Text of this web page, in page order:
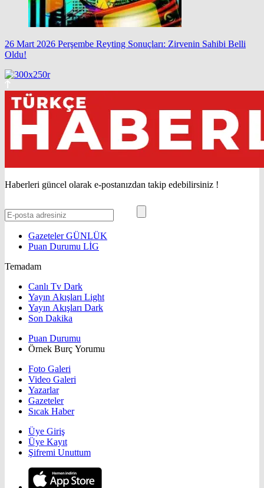
26 Mart 2026 Perşembe Reyting Sonuçları: Zirvenin Sahibi Belli
Oldu!
Haberleri güncel olarak e-postanızdan takip edebilirsiniz !
GazetelerGÜNLÜK
Puan Durumu LİG
Temadam
Canlı Tv Dark
Yayın Akışları Light
Yayın Akışları Dark
Son Dakika
Puan Durumu
Örnek Burç Yorumu
Foto Galeri
Video Galeri
Yazarlar
Gazeteler
Sıcak Haber
Üye Giriş
Üye Kayıt
Şifremi Unuttum